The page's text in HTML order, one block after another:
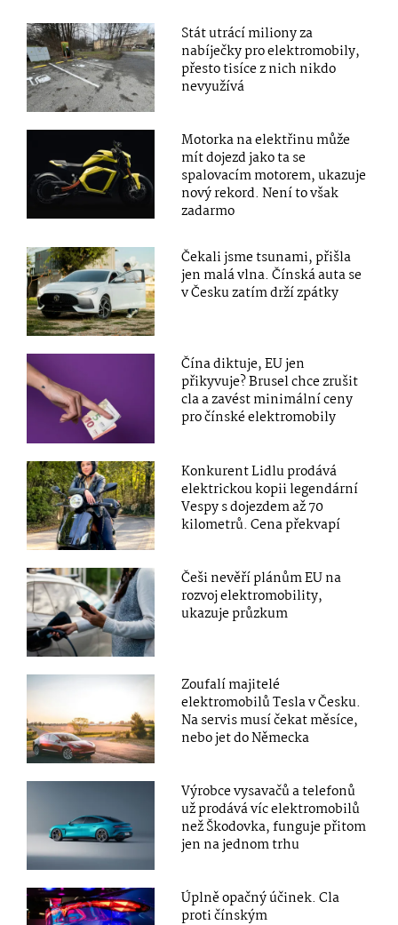
Stát utrácí miliony za
nabíječky pro elektromobily,
přesto tisíce z nich nikdo
nevyužívá
Motorka na elektřinu může
mít dojezd jako ta se
spalovacím motorem, ukazuje
nový rekord. Není to však
zadarmo
Čekali jsme tsunami, přišla
jen malá vlna. Čínská auta se
v Česku zatím drží zpátky
Čína diktuje, EU jen
přikyvuje? Brusel chce zrušit
cla a zavést minimální ceny
pro čínské elektromobily
Konkurent Lidlu prodává
elektrickou kopii legendární
Vespy s dojezdem až 70
kilometrů. Cena překvapí
Češi nevěří plánům EU na
rozvoj elektromobility,
ukazuje průzkum
Zoufalí majitelé
elektromobilů Tesla v Česku.
Na servis musí čekat měsíce,
nebo jet do Německa
Výrobce vysavačů a telefonů
už prodává víc elektromobilů
než Škodovka, funguje přitom
jen na jednom trhu
Úplně opačný účinek. Cla
proti čínským